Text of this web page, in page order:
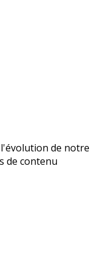
de notre
de contenu